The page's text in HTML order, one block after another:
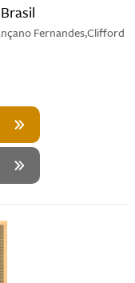
Fernandes,Clifford